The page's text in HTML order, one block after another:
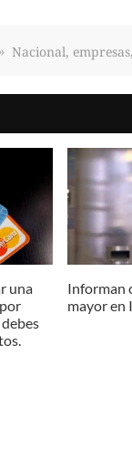
Nacional,
una
Informan
mayor en